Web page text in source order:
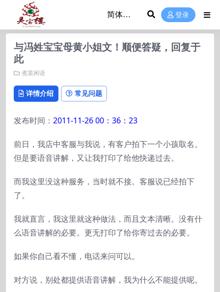
登录
与冯姓宝宝母黄小姐文！顺便答疑，回复于
此
煮茶闲语
详情介绍 常见问题
发布时间： 2011-11-26 00：36：23
前日，我店中客服与我说，有客户拍下一个小孩取名。
但是要语音讲解，又让我打印了给他快递过去。
而我这里没这种服务，当时就不接。客服说已经拍下
了。
我就直言，我这里就这种做法，而且文本清晰。没有什
么语音讲解的必要。更无打印了给你寄过去的必要。
如果你自己看不懂，电话来问可以。
对方说，别处都提供语音讲解，我为什么不能提供呢。